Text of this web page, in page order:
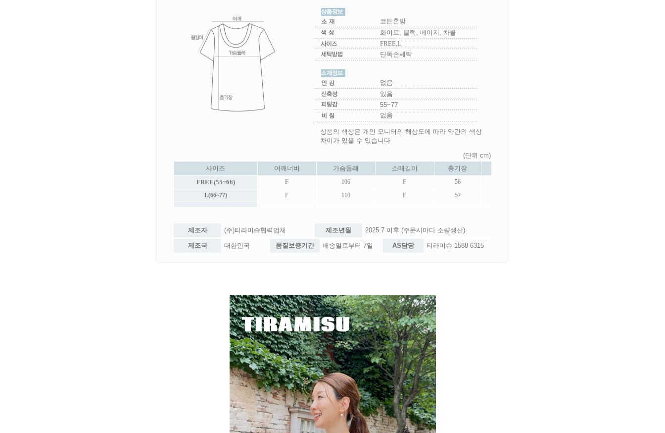
코튼혼방
화이트, 블랙, 베이지, 차콜
FREE,L
단독손세탁
없음
있음
55~77
없음
상품의 색상은 개인 모니터의 해상도에 따라 약간의 색상
차이가 있을 수 있습니다
(단위 cm)
사이즈
어깨너비 가슴둘레 소매길이
총기장
FREE(55~66)
F 106 F
56
L(66~77)
F 110 F 57
제조자 (주)티라미슈협력업체 제조년월 2025.7 이후 (주문시마다 소량생산)
제조국 대한민국 품질보증기간 배송일로부터 7일 AS담당 티라미슈 1588-6315